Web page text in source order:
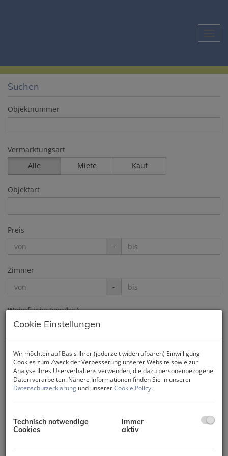
Suchen
Objektnummer
Vermarktungsart
Alle
Miete Kauf
Objektart
Preis
-
Zimmer
-
Wohnfläche (von/bis)
Weitere Suchoptionen
Filter zurücksetzen
Suchen
Cookie Einstellungen
Wir möchten auf Basis Ihrer (jederzeit widerrufbaren) Einwilligung
Cookies zum Zweck der Verbesserung unserer Website sowie zur
Analyse Ihres Userverhaltens verwenden, die dazu personenbezogene
Daten verarbeiten. Nähere Informationen finden Sie in unserer
Datenschutzerklärung und unsererCookie Policy.
Technisch notwendige
Cookies
immer
aktiv